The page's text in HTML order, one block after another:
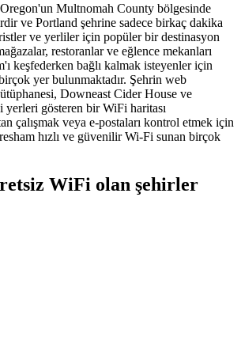
Multnomah County bölgesinde
ve Portland şehrine sadece birkaç dakika
ve yerliler için popüler bir destinasyon
restoranlar ve eğlence mekanları
keşfederken bağlı kalmak isteyenler için
yer bulunmaktadır. Şehrin web
Downeast Cider House ve
gösteren bir WiFi haritası
çalışmak veya e-postaları kontrol etmek için
hızlı ve güvenilir Wi-Fi sunan birçok
WiFi olan şehirler